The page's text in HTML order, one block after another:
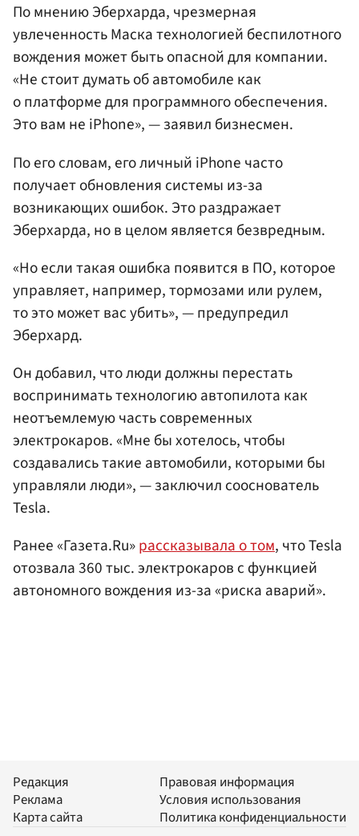
По мнению Эберхарда, чрезмерная
увлеченность Маска технологией беспилотного
вождения может быть опасной для компании.
«Не стоит думать об автомобиле как
о платформе для программного обеспечения.
Это вам не iPhone», — заявил бизнесмен.
По его словам, его личный iPhone часто
получает обновления системы из-за
возникающих ошибок. Это раздражает
Эберхарда, но в целом является безвредным.
«Но если такая ошибка появится в ПО, которое
управляет, например, тормозами или рулем,
то это может вас убить», — предупредил
Эберхард.
Он добавил, что люди должны перестать
воспринимать технологию автопилота как
неотъемлемую часть современных
электрокаров. «Мне бы хотелось, чтобы
создавались такие автомобили, которыми бы
управляли люди», — заключил сооснователь
Tesla.
Ранее «Газета.Ru»рассказывала о том, что Tesla
отозвала 360 тыс. электрокаров с функцией
автономного вождения из-за «риска аварий».
Редакция
Реклама
Карта сайта
Правовая информация
Условия использования
Политика конфиденциальности